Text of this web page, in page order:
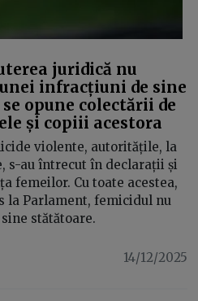
juridică nu
infracțiuni de sine
opune colectării de
și copiii acestora
violente, autoritățile, la
s-au întrecut în declarații și
femeilor. Cu toate acestea,
la Parlament, femicidul nu
stătătoare.
14/12/2025